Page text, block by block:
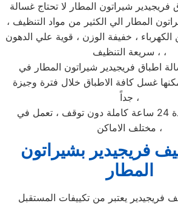
فريجيدير شيراتون المطار لا تحتاج غسالة
المطار الي الكثير من مواد التنظيف ،
الكهرباء ، خفيفة الوزن ، قوية علي الدهون
، سريعة التنظيف ،
اطباق فريجيدير شيراتون المطار في
غسل كافة الاطباق خلال فترة وجيزة
جداً ،
يمكنها العمل لمدة 24 ساعة كاملة دون توقف ، تعمل في
مختلف الاماكن ،
فريجيدير بشيراتون
المطار
فريجيدير يعتبر من تكييفات المستقبل